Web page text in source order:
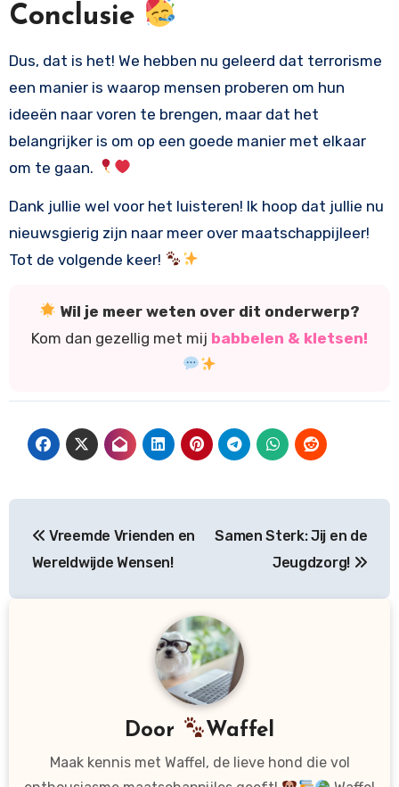
Conclusie
Dus, dat is het! We hebben nu geleerd dat terrorisme
een manier is waarop mensen proberen om hun
ideeën naar voren te brengen, maar dat het
belangrijker is om op een goede manier met elkaar
om te gaan.
Dank jullie wel voor het luisteren! Ik hoop dat jullie nu
nieuwsgierig zijn naar meer over maatschappijleer!
Tot de volgende keer!
Wil je meer weten over dit onderwerp?
Kom dan gezellig met mij babbelen & kletsen!
navigatie
Vreemde Vrienden en
Wereldwijde Wensen!
Samen Sterk: Jij en de
Jeugdzorg!
Door Waffel
Maak kennis met Waffel, de lieve hond die vol